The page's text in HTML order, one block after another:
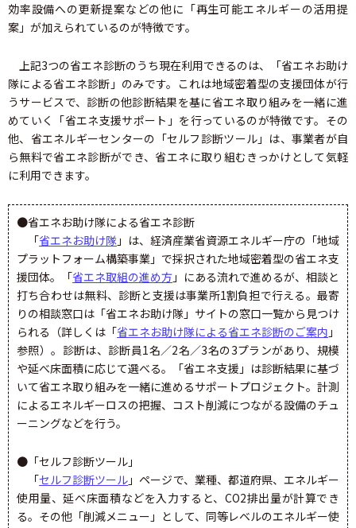
効率設備への更新提案などの他に「再生可能エネルギーの活用提
案」が加えられているのが特徴です。
上記3つの省エネ診断のうち現在利用できるのは、「省エネお助け
隊による省エネ診断」のみです。これは地域密着型の支援団体が行
うサービスで、診断の他診断結果を基に省エネ取り組みを一緒に進
めていく「省エネ支援サポート」を行っているのが特徴です。その
他、省エネルギーセンターの「セルフ診断ツール」は、事業者が自
ら無料で省エネ診断ができ、省エネに取り組むきっかけとして気軽
に利用できます。
●省エネお助け隊による省エネ診断
「省エネお助け隊 」は、経済産業省資源エネルギー庁の「地域
プラットフォーム構築事業」で採択された地域密着型の省エネ支
援団体。「省エネ取組の進め方 」にある流れで進めるが、相談と
打ち合わせは無料、診断と支援は事業所1割負担で行える。最寄
りの相談窓口は「省エネお助け隊」サイトの窓口一覧から見つけ
られる（詳しくは「省エネお助け隊による省エネ診断のご案内 」
参照）。診断は、診断員1名／2名／3名の3プランがあり、規模
や延べ床面積に応じて選べる。「省エネ支援」は診断結果に基づ
いて省エネ取り組みを一緒に進めるサポートプロジェクト。計測
によるエネルギーロスの把握、コスト削減につながる設備のチュ
ーニングなどを行う。
●「セルフ診断ツール」
「セルフ診断ツール 」ページで、業種、都道府県、エネルギー
使用量、延べ床面積などを入力すると、CO2排出量が計算でき
る。その他「削減メニュー」として、同等レベルのエネルギー使